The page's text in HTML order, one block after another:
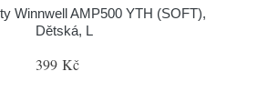
Winnwell AMP500 YTH (SOFT),
Dětská, L
399 Kč